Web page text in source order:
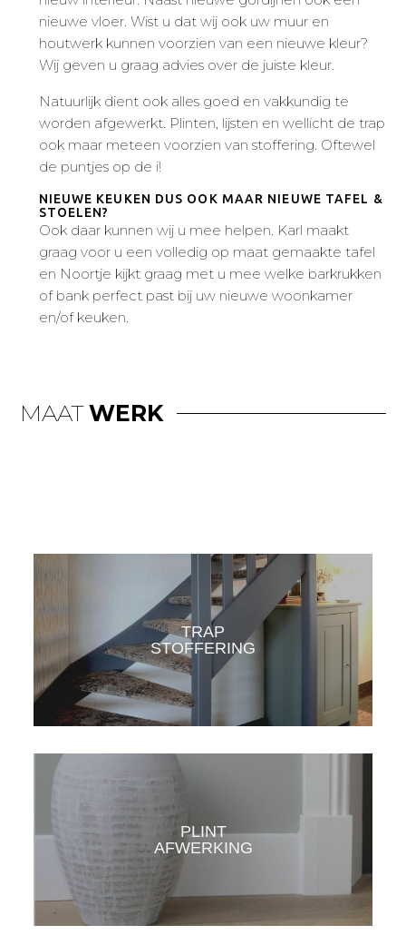
nieuwe vloer. Wist u dat wij ook uw muur en
houtwerk kunnen voorzien van een nieuwe kleur?
Wij geven u graag advies over de juiste kleur.
Natuurlijk dient ook alles goed en vakkundig te
worden afgewerkt. Plinten, lijsten en wellicht de trap
ook maar meteen voorzien van stoffering. Oftewel
de puntjes op de i!
NIEUWE KEUKEN DUS OOK MAAR NIEUWE TAFEL &
STOELEN?
Ook daar kunnen wij u mee helpen. Karl maakt
graag voor u een volledig op maat gemaakte tafel
en Noortje kijkt graag met u mee welke barkrukken
of bank perfect past bij uw nieuwe woonkamer
en/of keuken.
MAATWERK
TRAP
STOFFERING
KLIK HIER
PLINT
AFWERKING